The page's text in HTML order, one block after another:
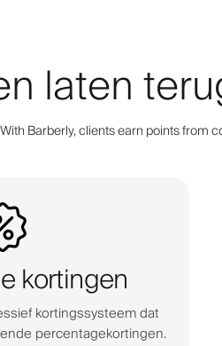
laten
Barberly, clients earn points
kortingen
kortingssysteem dat
percentagekortingen.